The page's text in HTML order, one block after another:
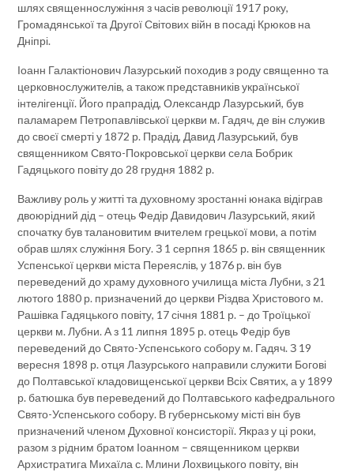
шлях священнослужіння з часів революції 1917 року,
Громадянської та Другої Світових війн в посаді Крюков на
Дніпрі.
Іоанн Галактіонович Лазурський походив з роду священно та
церковнослужителів, а також представників української
інтелігенції. Його прапрадід, Олександр Лазурський, був
паламарем Петропавлівської церкви м. Гадяч, де він служив
до своєї смерті у 1872 р. Прадід, Давид Лазурський, був
священником Свято-Покровської церкви села Бобрик
Гадяцького повіту до 28 грудня 1882 р.
Важливу роль у житті та духовному зростанні юнака відіграв
двоюрідний дід – отець Федір Давидович Лазурський, який
спочатку був талановитим вчителем грецької мови, а потім
обрав шлях служіння Богу. З 1 серпня 1865 р. він священник
Успенської церкви міста Переяслів, у 1876 р. він був
переведений до храму духовного училища міста Лубни, з 21
лютого 1880 р. призначений до церкви Різдва Христового м.
Рашівка Гадяцького повіту, 17 січня 1881 р. – до Троїцької
церкви м. Лубни. А з 11 липня 1895 р. отець Федір був
переведений до Свято-Успенського собору м. Гадяч. З 19
вересня 1898 р. отця Лазурського направили служити Богові
до Полтавської кладовищенської церкви Всіх Святих, а у 1899
р. батюшка був переведений до Полтавського кафедрального
Свято-Успенського собору. В губернському місті він був
призначений членом Духовної консисторії. Якраз у ці роки,
разом з рідним братом Іоанном – священником церкви
Архистратига Михаїла с. Млини Лохвицького повіту, він